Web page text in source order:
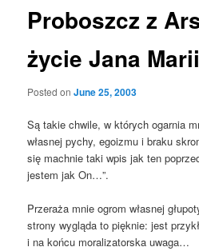
Proboszcz z
życie Jana
Posted onJune 25, 2003
Są takie chwile, w których ogarnia
własnej pychy, egoizmu i braku
się machnie taki wpis jak ten
jestem jak On…”.
Przeraża mnie ogrom własnej
strony wygląda to pięknie: jest
i na końcu moralizatorska uwaga…